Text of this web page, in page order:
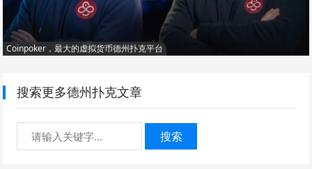
Coinpoker，最大的虚拟货币德州扑克平台
搜索更多德州扑克文章
搜索